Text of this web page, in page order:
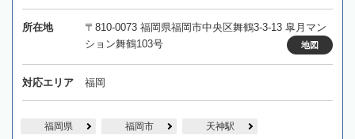
所在地
〒810-0073 福岡県福岡市中央区舞鶴3-3-13 皐月マン
ション舞鶴103号
地図
対応エリア 福岡
福岡県 福岡市 天神駅